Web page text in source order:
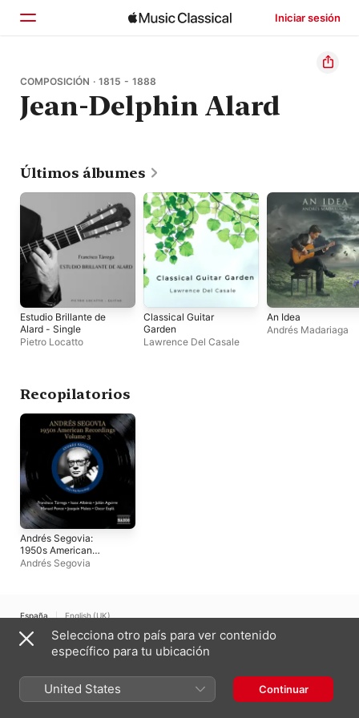
Iniciar sesión
Inicio
Explorar
COMPOSICIÓN · 1815 - 1888
Jean-Delphin Alard
Últimos álbumes
Estudio Brillante de
Alard - Single
Pietro Locatto
Classical Guitar
Garden
Lawrence Del Casale
An Idea
Andrés Madariaga
Recopilatorios
Andrés Segovia:
1950s American
Recordings, Vol. 3
Andrés Segovia
España English (UK)
Copyright © 2026 Apple Inc.
Todos los derechos reservados.
Aviso sobre cookies
Soporte Comentarios
Selecciona otro país para ver contenido
específico para tu ubicación
United States Continuar